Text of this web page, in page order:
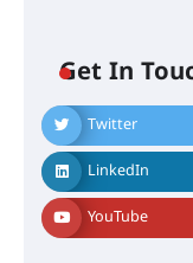
Get In
Twitter
LinkedIn
YouTube